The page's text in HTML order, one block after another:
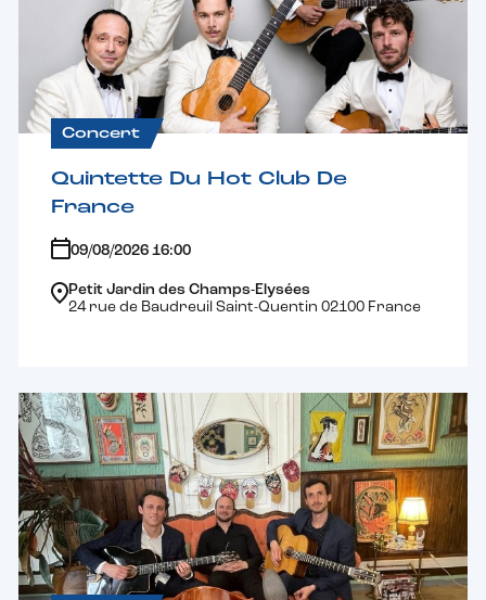
Concert
Quintette Du Hot Club De
France
09/08/2026 16:00
Petit Jardin des Champs-Elysées
24 rue de Baudreuil Saint-Quentin 02100 France